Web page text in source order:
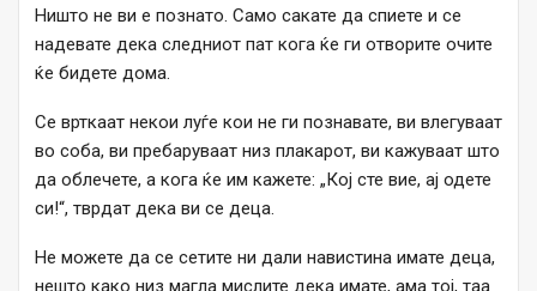
Ништо не ви е познато. Само сакате да спиете и се
надевате дека следниот пат кога ќе ги отворите очите
ќе бидете дома.
Се врткаат некои луѓе кои не ги познавате, ви влегуваат
во соба, ви пребаруваат низ плакарот, ви кажуваат што
да облечете, а кога ќе им кажете: „Кој сте вие, ај одете
си!“, тврдат дека ви се деца.
Не можете да се сетите ни дали навистина имате деца,